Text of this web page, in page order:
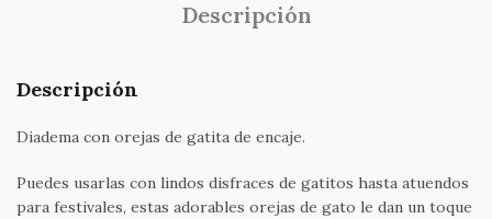
Descripción
Descripción
Diadema con orejas de gatita de encaje.
Puedes usarlas con lindos disfraces de gatitos hasta atuendos
para festivales, estas adorables orejas de gato le dan un toque